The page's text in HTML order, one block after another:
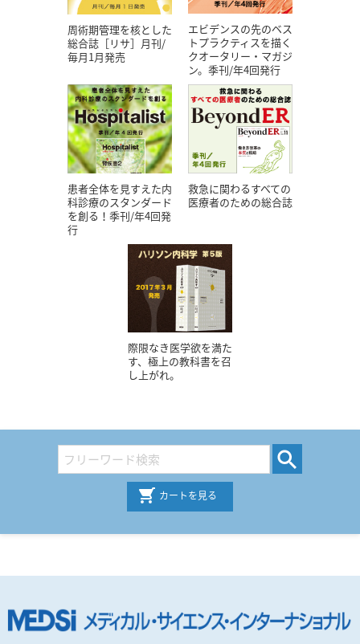
周術期管理を核とした
総合誌［リサ］月刊/
毎月1月発売
エビデンスの先のベス
トプラクティスを描く
クオータリー・マガジ
ン。季刊/年4回発行
患者全体を見すえた内
科診療のスタンダード
を創る！季刊/年4回発
行
救急に関わるすべての
医療者のための総合誌
際限なき医学欲を満た
す、極上の教科書を召
し上がれ。
カートを見る